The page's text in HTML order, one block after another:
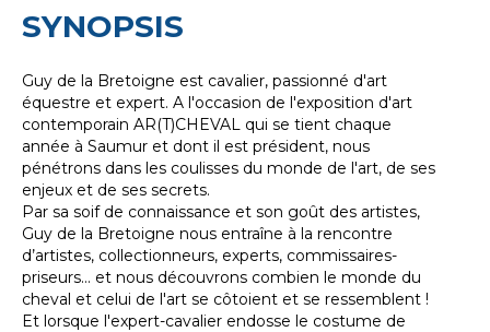
SYNOPSIS
Guy de la Bretoigne est cavalier, passionné d'art
équestre et expert. A l'occasion de l'exposition d'art
contemporain AR(T)CHEVAL qui se tient chaque
année à Saumur et dont il est président, nous
pénétrons dans les coulisses du monde de l'art, de ses
enjeux et de ses secrets.
Par sa soif de connaissance et son goût des artistes,
Guy de la Bretoigne nous entraîne à la rencontre
d’artistes, collectionneurs, experts, commissaires-
priseurs... et nous découvrons combien le monde du
cheval et celui de l'art se côtoient et se ressemblent !
Et lorsque l'expert-cavalier endosse le costume de